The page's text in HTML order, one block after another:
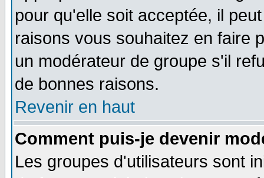
pour qu'elle soit acceptée, il
raisons vous souhaitez en faire
un modérateur de groupe s'il
de bonnes raisons.
Revenir en haut
Comment puis-je devenir
Les groupes d'utilisateurs sont